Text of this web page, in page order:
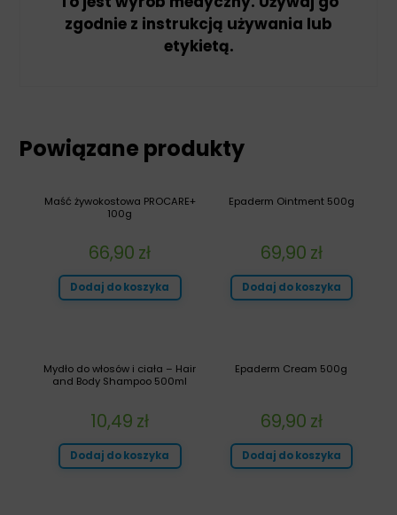
zgodnie z instrukcją używania lub
etykietą.
Powiązane produkty
Epaderm Ointment 500g
69,90 zł
Dodaj do koszyka
Maść żywokostowa PROCARE+
100g
66,90 zł
Dodaj do koszyka
Epaderm Cream 500g
69,90 zł
Dodaj do koszyka
Mydło do włosów i ciała – Hair
and Body Shampoo 500ml
10,49 zł
Dodaj do koszyka